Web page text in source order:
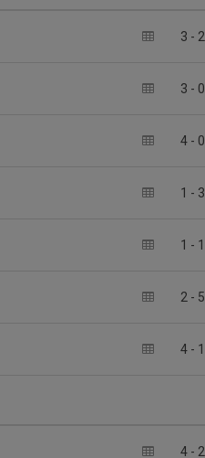
3 - 2
3 - 0
4 - 0
1 - 3
1 - 1
2 - 5
4 - 1
4 - 2